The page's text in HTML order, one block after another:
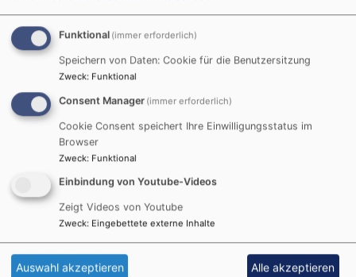
Dekanin Veronika Zieske
Funktional (immer erforderlich)
Speichern von Daten: Cookie für die Benutzersitzung
Zweck: Funktional
Consent Manager (immer erforderlich)
Cookie Consent speichert Ihre Einwilligungsstatus im
Browser
Zweck: Funktional
Einbindung von Youtube-Videos
Zeigt Videos von Youtube
Zweck: Eingebettete externe Inhalte
Auswahl akzeptieren Alle akzeptieren